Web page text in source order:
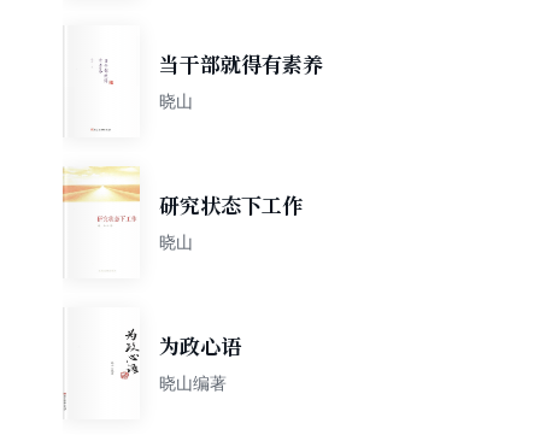
当干部就得有素养
晓山
研究状态下工作
晓山
为政心语
晓山编著